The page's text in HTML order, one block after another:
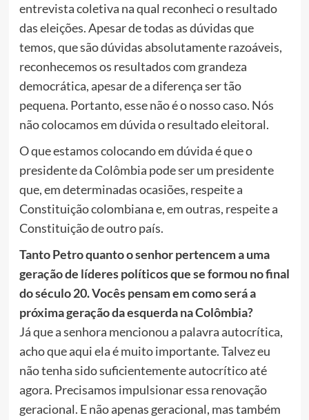
entrevista coletiva na qual reconheci o resultado
das eleições. Apesar de todas as dúvidas que
temos, que são dúvidas absolutamente razoáveis,
reconhecemos os resultados com grandeza
democrática, apesar de a diferença ser tão
pequena. Portanto, esse não é o nosso caso. Nós
não colocamos em dúvida o resultado eleitoral.
O que estamos colocando em dúvida é que o
presidente da Colômbia pode ser um presidente
que, em determinadas ocasiões, respeite a
Constituição colombiana e, em outras, respeite a
Constituição de outro país.
Tanto Petro quanto o senhor pertencem a uma
geração de líderes políticos que se formou no final
do século 20. Vocês pensam em como será a
próxima geração da esquerda na Colômbia?
Já que a senhora mencionou a palavra autocrítica,
acho que aqui ela é muito importante. Talvez eu
não tenha sido suficientemente autocrítico até
agora. Precisamos impulsionar essa renovação
geracional. E não apenas geracional, mas também